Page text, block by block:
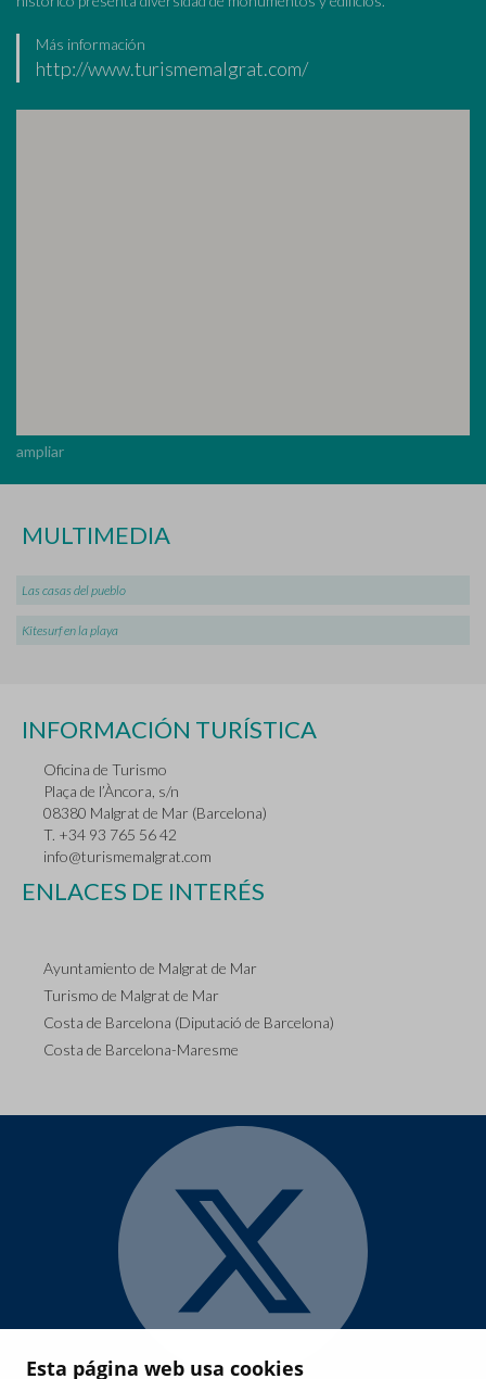
Esta página web usa cookies
Más información
http://www.turismemalgrat.com/
ampliar
MULTIMEDIA
Las casas del pueblo
Kitesurf en la playa
INFORMACIÓN TURÍSTICA
Oficina de Turismo
Plaça de l’Àncora, s/n
08380 Malgrat de Mar (Barcelona)
T. +34 93 765 56 42
info@turismemalgrat.com
ENLACES DE INTERÉS
Ayuntamiento de Malgrat de Mar
Turismo de Malgrat de Mar
Costa de Barcelona (Diputació de Barcelona)
Costa de Barcelona-Maresme